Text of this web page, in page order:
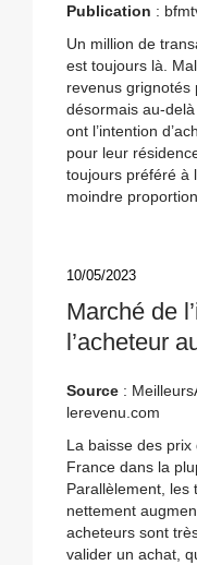
Publication :
Un million de
est toujours là.
revenus grignotés
désormais au-
ont l’intention
pour leur
toujours préféré à
moindre
10/05/2023
Marché de
l’acheteur
Source :
lerevenu.com
La baisse des prix
France dans la
Parallèlement, les
nettement
acheteurs sont
valider un achat,